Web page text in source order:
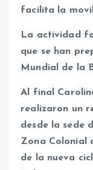
facilita la
La actividad
que se han
Mundial de la
Al final
realizaron un
desde la sede
Zona Colonial
de la nueva